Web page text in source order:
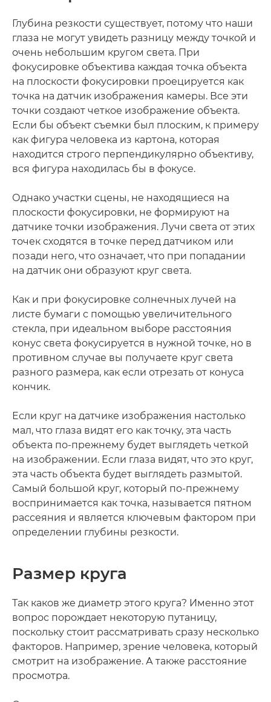
Глубина резкости существует, потому что наши
глаза не могут увидеть разницу между точкой и
очень небольшим кругом света. При
фокусировке объектива каждая точка объекта
на плоскости фокусировки проецируется как
точка на датчик изображения камеры. Все эти
точки создают четкое изображение объекта.
Если бы объект съемки был плоским, к примеру
как фигура человека из картона, которая
находится строго перпендикулярно объективу,
вся фигура находилась бы в фокусе.
Однако участки сцены, не находящиеся на
плоскости фокусировки, не формируют на
датчике точки изображения. Лучи света от этих
точек сходятся в точке перед датчиком или
позади него, что означает, что при попадании
на датчик они образуют круг света.
Как и при фокусировке солнечных лучей на
листе бумаги с помощью увеличительного
стекла, при идеальном выборе расстояния
конус света фокусируется в нужной точке, но в
противном случае вы получаете круг света
разного размера, как если отрезать от конуса
кончик.
Если круг на датчике изображения настолько
мал, что глаза видят его как точку, эта часть
объекта по-прежнему будет выглядеть четкой
на изображении. Если глаза видят, что это круг,
эта часть объекта будет выглядеть размытой.
Самый большой круг, который по-прежнему
воспринимается как точка, называется пятном
рассеяния и является ключевым фактором при
определении глубины резкости.
Размер круга
Так каков же диаметр этого круга? Именно этот
вопрос порождает некоторую путаницу,
поскольку стоит рассматривать сразу несколько
факторов. Например, зрение человека, который
смотрит на изображение. А также расстояние
просмотра.